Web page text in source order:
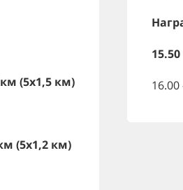
(5х1,5 км)
(5х1,2 км)
15.50